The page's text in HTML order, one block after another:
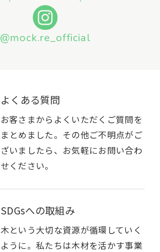
@mock.re_official
よくある質問
お客さまからよくいただくご質問を
まとめました。その他ご不明点がご
ざいましたら、お気軽にお問い合わ
せください。
SDGsへの取組み
木という大切な資源が循環していく
ように。私たちは木材を活かす事業